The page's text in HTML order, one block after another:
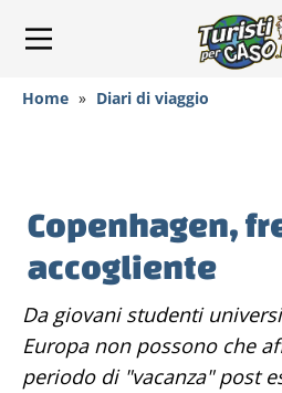
Home » Diari di viaggio
Copenhagen,
accogliente
Da giovani studenti universitari i Paesi del Nord
Europa non possono che
periodo di "vacanza" post